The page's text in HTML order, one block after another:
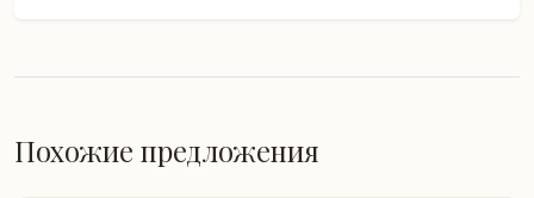
Похожие предложения